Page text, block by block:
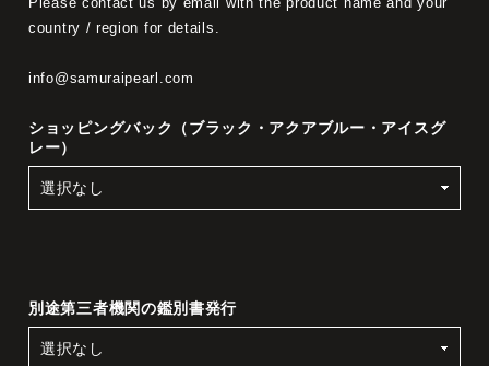
country / region for details.
info@samuraipearl.com
ショッピングバック（ブラック・アクアブルー・アイスグ
レー）
別途第三者機関の鑑別書発行